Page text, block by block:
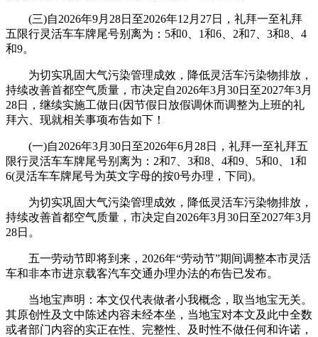
(三)自2026年9月28日至2026年12月27日，礼拜一至礼拜
五限行灵活车车牌尾号别离为：5和0、1和6、2和7、3和8、4
和9。
为切实巩固大气污染管理成效，降低灵活车污染物排放，
持续改善首都空气质量，市决定自2026年3月30日至2027年3月
28日，继续实施工做日(因节假日放假调休而调整为上班的礼
拜六、现就相关事项布告如下！
(一)自2026年3月30日至2026年6月28日，礼拜一至礼拜五
限行灵活车车牌尾号别离为：2和7、3和8、4和9、5和0、1和
6(灵活车车牌尾号为英文字母的按0号办理，下同)。
为切实巩固大气污染管理成效，降低灵活车污染物排放，
持续改善首都空气质量，市决定自2026年3月30日至2027年3月
28日。
五一劳动节即将到来，2026年“劳动节”期间调整本市灵活
车和非本市进京载客汽车交通办理办法的布告已发布。
当地宝声明：本文仅代表做者小我概念，取当地宝无关。
其原创性及文中陈述内容未经本坐，当地宝对本文及此中全数
或者部门内容的实正在性、完整性、及时性不做任何和许诺，